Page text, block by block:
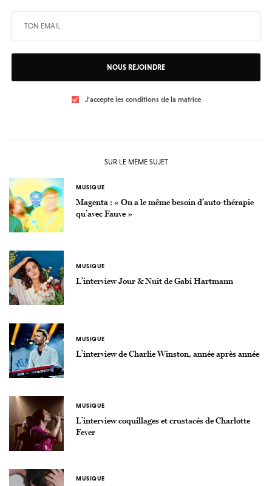
NOUS REJOINDRE
J'accepte les conditions de la matrice
SUR LE MÊME SUJET
MUSIQUE
Magenta : « On a le même besoin d’auto-thérapie
qu’avec Fauve »
MUSIQUE
L’interview Jour & Nuit de Gabi Hartmann
MUSIQUE
L’interview de Charlie Winston, année après année
MUSIQUE
L’interview coquillages et crustacés de Charlotte
Fever
MUSIQUE